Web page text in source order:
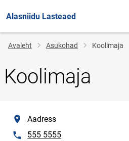
Alasniidu Lasteaed
Jälglink
Avaleht Asukohad Koolimaja
Koolimaja
locationAadress
phone555 5555